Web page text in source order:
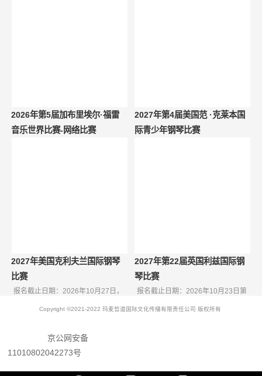
2026年第5届加布里埃尔·福雷
音乐世界比赛-网络比赛
2027年第4届美国范 ·克莱本国
际青少年钢琴比赛
2027年美国克利夫兰国际钢琴
比赛
报名截止日期：2026年10月27日，
报名费150美元2026年11月24日，
2027年第22届英国利兹国际钢
琴比赛
报名截止日期：2026年10月23日第
22届英国利兹国际钢琴比赛将于
Copyright ©2021-2022 玛麦哲道国际文化传播有限责任公司 版权所有
京公网安备
11010802042273号